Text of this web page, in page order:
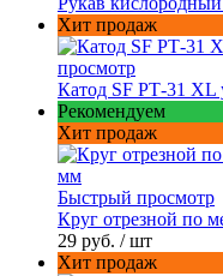
Хит продаж
просмотр
Катод SF РТ-31 XL
Рекомендуем
Хит продаж
Быстрый просмотр
Круг отрезной по
29 руб. / шт
Хит продаж